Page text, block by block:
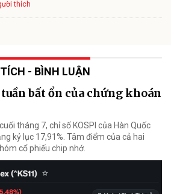
thích
- BÌNH LUẬN
bất ổn của chứng khoán
tháng 7, chỉ số KOSPI của Hàn Quốc
kỷ lục 17,91%. Tâm điểm của cả hai
cổ phiếu chip nhớ.